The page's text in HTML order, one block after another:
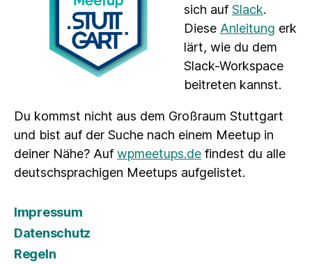
sich auf Slack.
Diese Anleitung erk
lärt, wie du dem
Slack-Workspace
beitreten kannst.
Du kommst nicht aus dem Großraum Stuttgart
und bist auf der Suche nach einem Meetup in
deiner Nähe? Auf wpmeetups.de findest du alle
deutschsprachigen Meetups aufgelistet.
Impressum
Datenschutz
Regeln